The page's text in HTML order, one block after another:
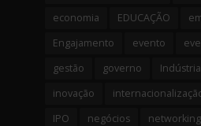
economia
EDUCAÇÃO
Engajamento
evento
gestão
governo
inovação
IPO
negócios networking